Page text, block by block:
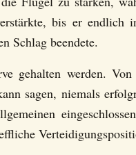
bis er endlich
Schlag beendete.
gehalten werden. Von
sagen, niemals